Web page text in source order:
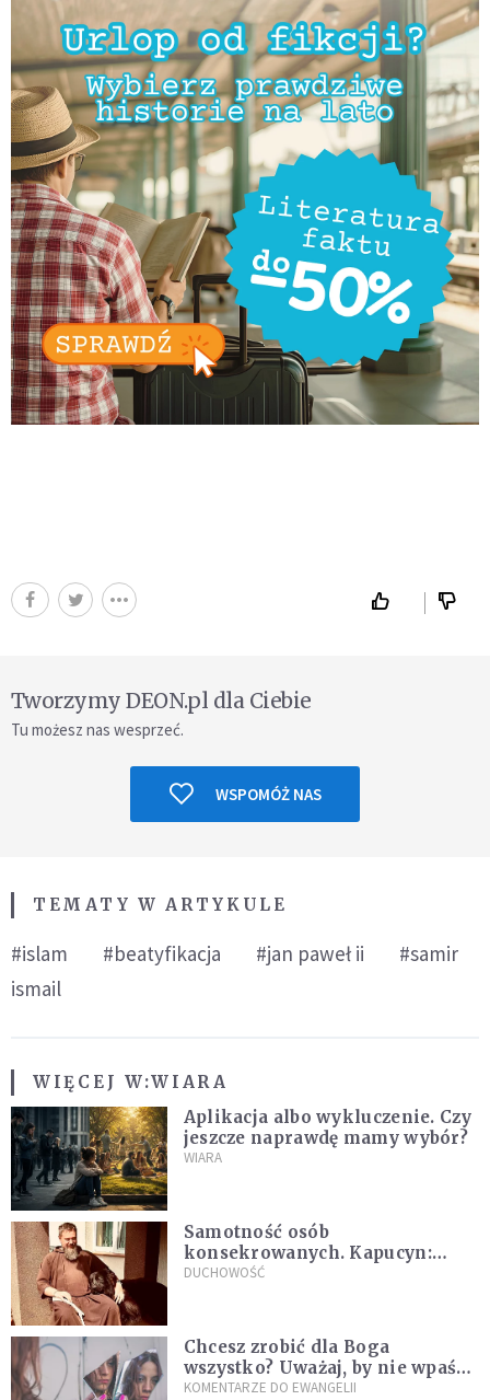
Tworzymy DEON.pl dla Ciebie
Tu możesz nas wesprzeć.
WSPOMÓŻ NAS
TEMATY W ARTYKULE
#islam #beatyfikacja #jan paweł ii
#samir
ismail
WIĘCEJ W:WIARA
Aplikacja albo wykluczenie. Czy
jeszcze naprawdę mamy wybór?
WIARA
Samotność osób
konsekrowanych. Kapucyn:
Życie w pojedynkę rzadko jest
DUCHOWOŚĆ
Chcesz zrobić dla Boga
wszystko? Uważaj, by nie wpaść
w groźną pułapkę
KOMENTARZE DO EWANGELII